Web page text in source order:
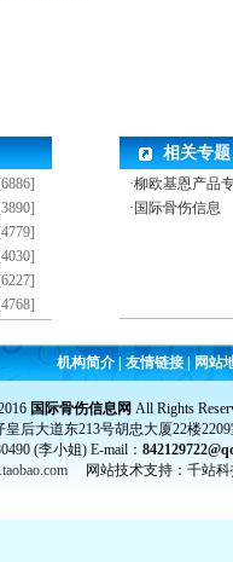
[6886]
[3890]
[4779]
[4030]
[6227]
[4768]
相关专题
·柳欧基恩产品
·国际骨伤信息
机构简介| 友情链接 |网站
国际骨伤信息网 All Rights
后大道东213号胡忠大厦22楼
(李小姐) E-mail：
网站技术支持：千站科